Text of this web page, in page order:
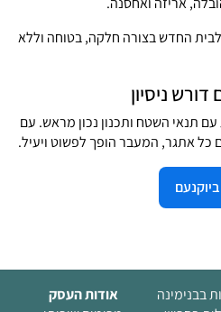
החדש בצורה חלקה, בטוחה וללא
ניסיון
עם תנאי השטח ותכנון נכון מראש. עם
כל אתגר, המעבר הופך לפשוט ויעיל.
בבנימינה
אודות העסק